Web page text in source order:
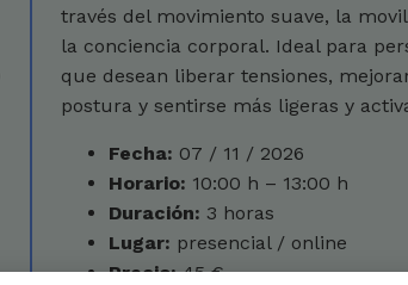
través del movimiento suave, la
la conciencia corporal. Ideal para
que desean liberar tensiones,
postura y sentirse más ligeras y
Fecha: 07 / 11 / 2026
Horario: 10:00 h – 13:00 h
Duración: 3 horas
Lugar: presencial / online
Precio:45 €